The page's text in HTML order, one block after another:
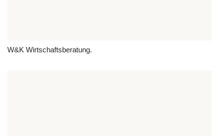
W&K Wirtschaftsberatung.